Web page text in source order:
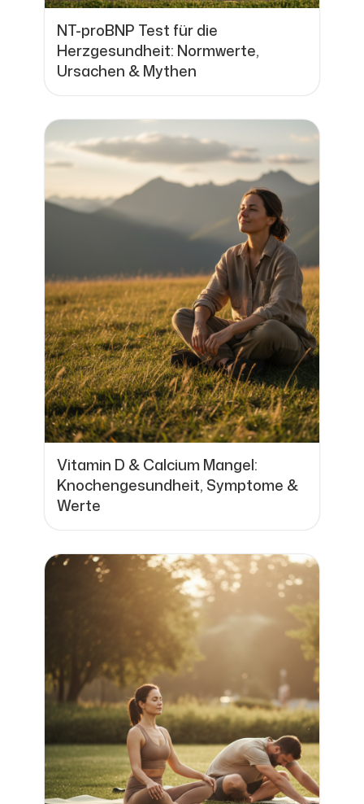
NT-proBNP Test für die
Herzgesundheit: Normwerte,
Ursachen & Mythen
Vitamin D & Calcium Mangel:
Knochengesundheit, Symptome &
Werte